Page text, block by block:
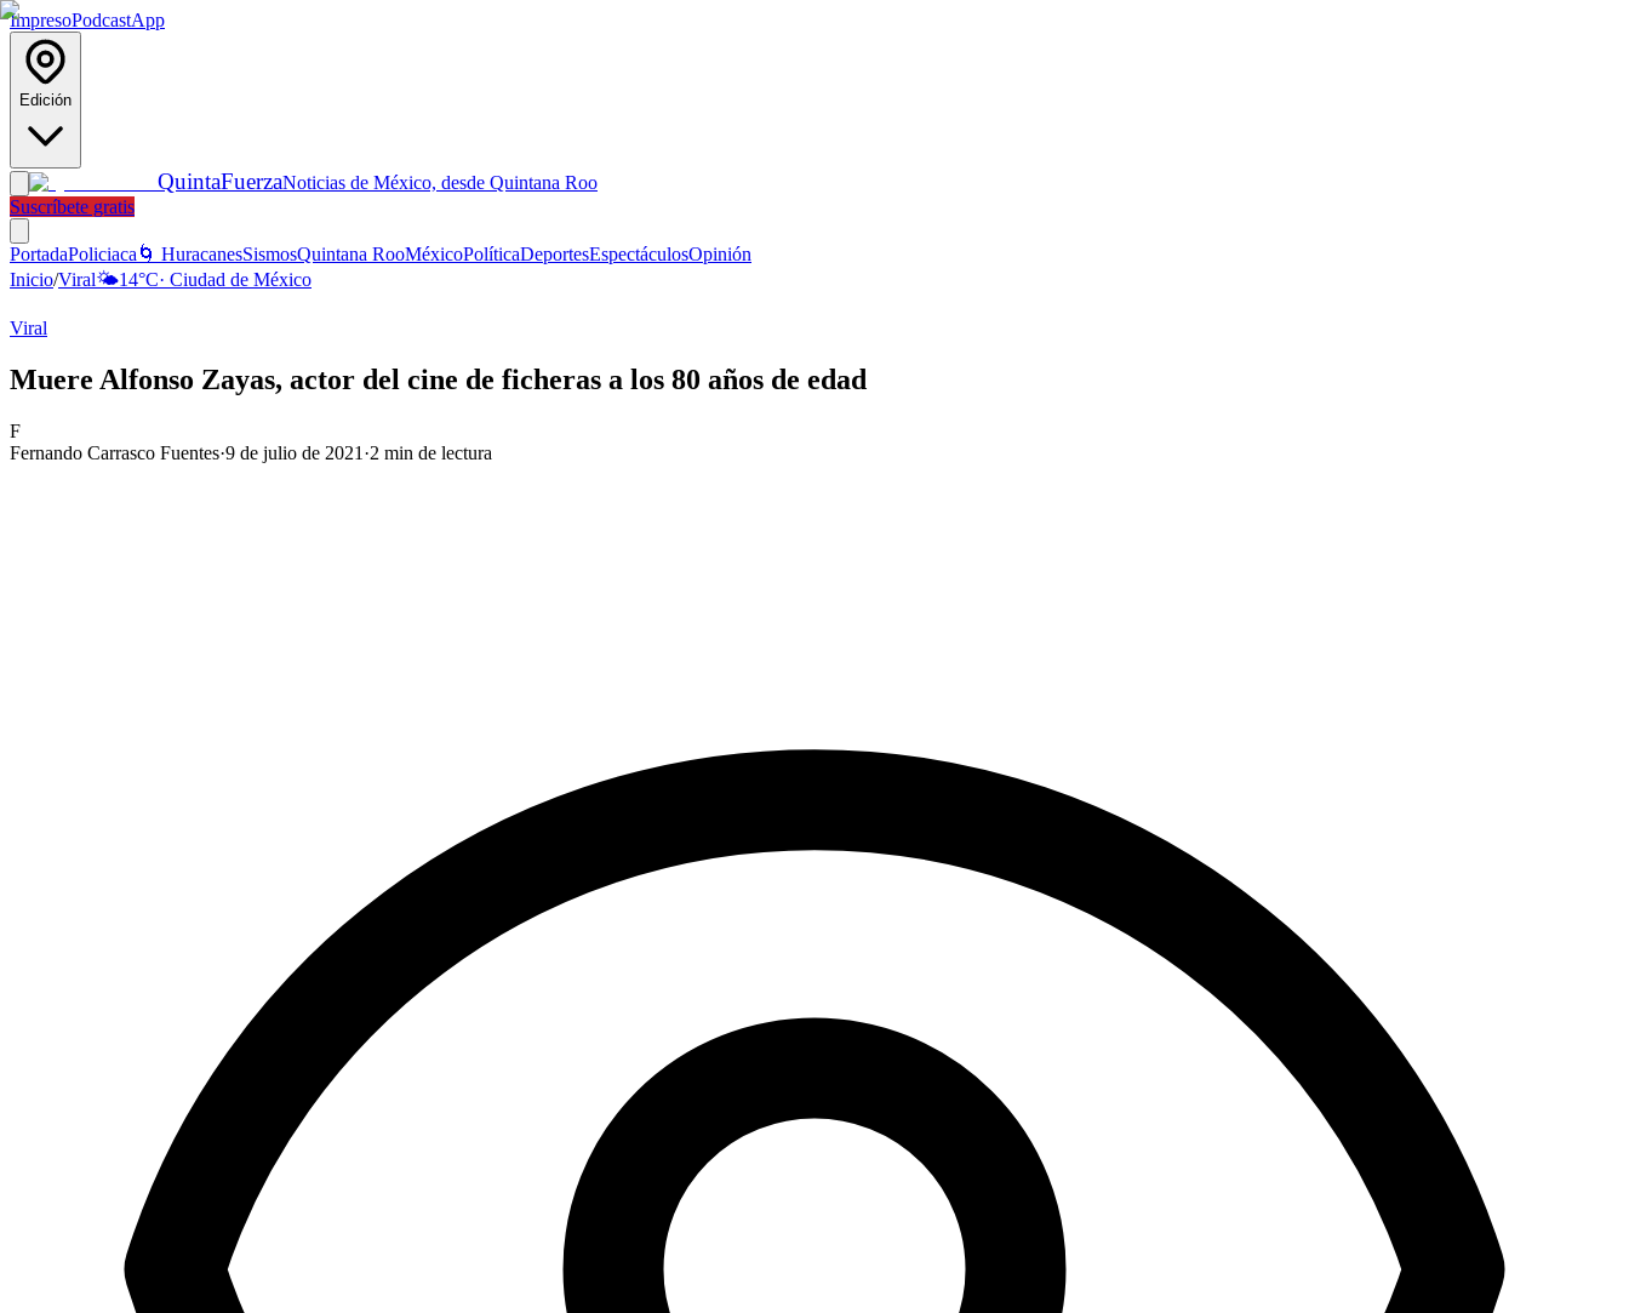
ImpresoPodcastApp
Edición
QuintaFuerzaNoticias de México, desde Quintana Roo
Suscríbete gratis
PortadaPoliciaca 🌀 HuracanesSismosQuintana RooMéxicoPolíticaDeportesEspectáculosOpinión
Inicio/Viral🌤️14°C· Ciudad de México
Viral
Muere Alfonso Zayas, actor del cine de ficheras a los 80 años de edad
F
Fernando Carrasco Fuentes·9 de julio de 2021 ·2 min de lectura